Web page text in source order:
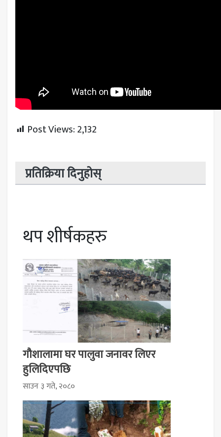
Post Views:2,132
प्रतिक्रिया दिनुहोस्
थप शीर्षकहरु
गौशालामा घर पालुवा जनावर लिएर
हुलिदिएपछि
साउन ३ गते, २०८०